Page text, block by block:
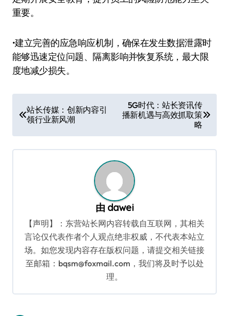
重要。
•建立完善的应急响应机制，确保在发生数据泄露时
能够迅速定位问题、隔离影响并恢复系统，最大限
度地减少损失。
章
导
航
站长传媒：创新内容引
领行业新风潮
5G时代：站长资讯传
播新机遇与高效抓取策
略
由 dawei
【声明】：东营站长网内容转载自互联网，其相关
言论仅代表作者个人观点绝非权威，不代表本站立
场。如您发现内容存在版权问题，请提交相关链接
至邮箱：bqsm@foxmail.com，我们将及时予以处
理。